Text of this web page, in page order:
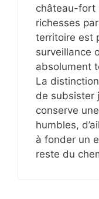
château-fort
richesses
territoire est
surveillance
absolument
La
de subsister
conserve
humbles,
à fonder un
reste du